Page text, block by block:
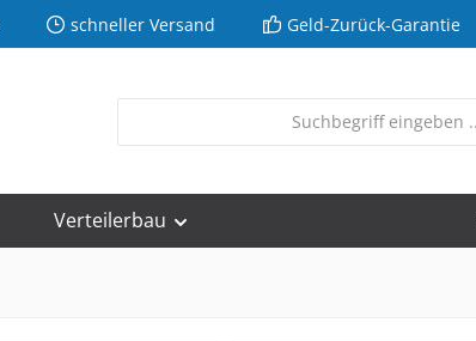
schneller Versand Geld-Zurück-Garantie
Verteilerbau